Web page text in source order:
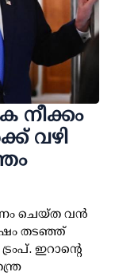
നീക്കം
വഴി
ചെയ്ത വന്‍
തടഞ്ഞ്
ഇറാന്റെ